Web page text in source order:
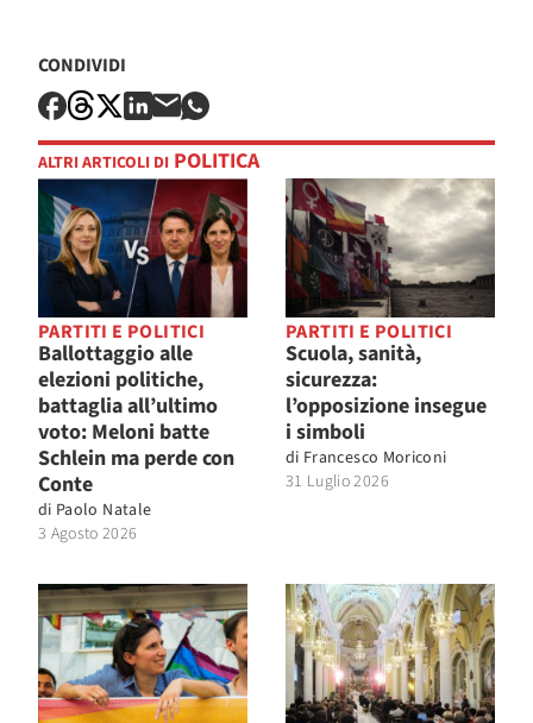
CONDIVIDI
ALTRI ARTICOLI DI POLITICA
PARTITI E POLITICI
Ballottaggio alle
elezioni politiche,
battaglia all’ultimo
voto: Meloni batte
Schlein ma perde con
Conte
di Paolo Natale
3 Agosto 2026
PARTITI E POLITICI
Scuola, sanità,
sicurezza:
l’opposizione insegue
i simboli
di Francesco Moriconi
31 Luglio 2026